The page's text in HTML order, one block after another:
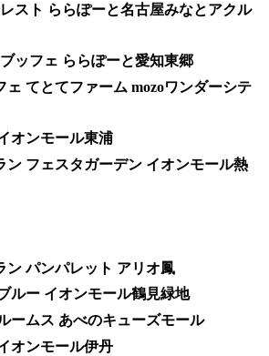
スト ららぽーと名古屋みなとアクル
ッフェ ららぽーと愛知東郷
ェ てとてファーム mozoワンダーシテ
オンモール東浦
ン フェスタガーデン イオンモール熱
ン パンパレット アリオ鳳
ルー イオンモール鶴見緑地
ームス あべのキューズモール
オンモール伊丹